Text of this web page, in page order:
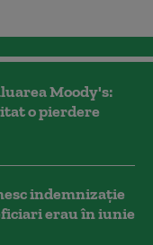
Moody's:
o pierdere
indemnizaţie
erau în iunie